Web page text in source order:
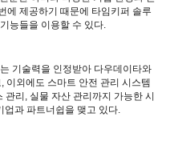
에 제공하기 때문에 타임키퍼 솔루
능들을 이용할 수 있다.
기술력을 인정받아 다우데이타와
, 이외에도 스마트 안전 관리 시스템
관리 , 실물 자산 관리까지 가능한 시
업과 파트너쉽을 맺고 있다.